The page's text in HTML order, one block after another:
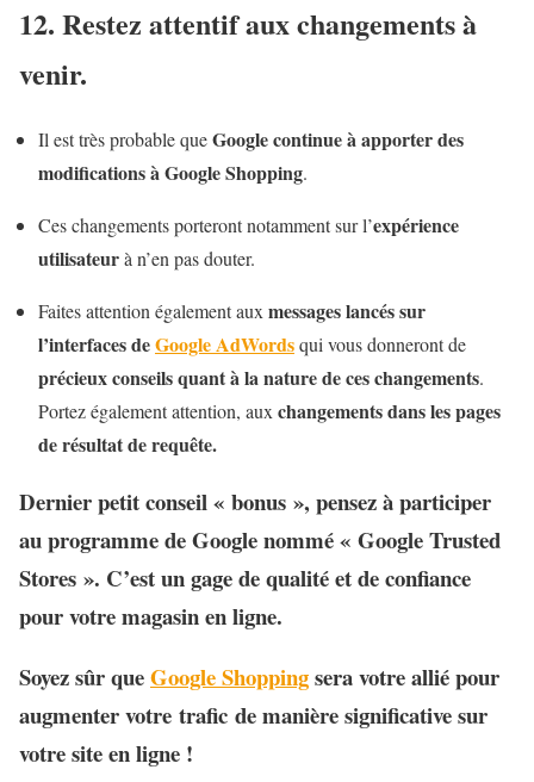
12. Restez attentif aux changements à
venir.
Il est très probable queGoogle continue à apporter des
modifications à Google Shopping.
Ces changements porteront notamment sur l’expérience
utilisateurà n’en pas douter.
Faites attention également aux messages lancés sur
l’interfaces deGoogle AdWordsqui vous donneront de
précieux conseils quant à la nature de ces changements.
Portez également attention, aux changements dans les pages
de résultat de requête.
Dernier petit conseil « bonus », pensez à participer
au programme de Google nommé« Google Trusted
Stores ». C’est ungage de qualité et de confiance
pour votre magasin en ligne.
Soyez sûr queGoogle Shoppingsera votre allié pour
augmenter votre trafic de manière significative sur
votre site en ligne !